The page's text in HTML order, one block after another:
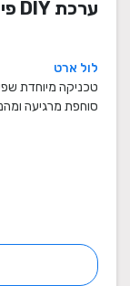
ערכת DIY פיקסלים חד קרן
לול ארט
טכניקה מיוחדת
סוחפת מרגיעה